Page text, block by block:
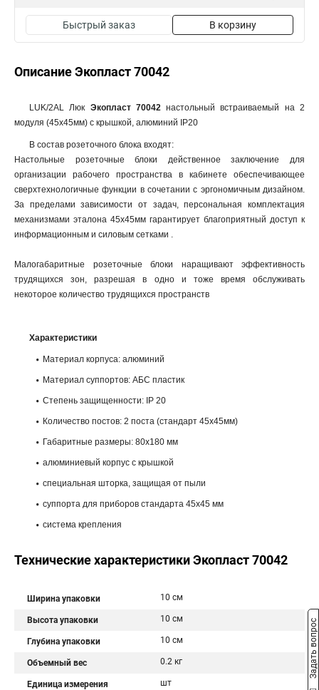
Быстрый заказ В корзину
Описание Экопласт 70042
LUK/2AL Люк Экопласт 70042настольный встраиваемый на 2
модуля (45х45мм) с крышкой, алюминий IP20
В состав розеточного блока входят:
Настольные розеточные блоки действенное заключение для
организации рабочего пространства в кабинете обеспечивающее
сверхтехнологичные функции в сочетании с эргономичным дизайном.
За пределами зависимости от задач, персональная комплектация
механизмами эталона 45х45мм гарантирует благоприятный доступ к
информационным и силовым сетками .
Малогабаритные розеточные блоки наращивают эффективность
трудящихся зон, разрешая в одно и тоже время обслуживать
некоторое количество трудящихся пространств
Характеристики
Материал корпуса: алюминий
Материал суппортов: АБС пластик
Степень защищенности: IP 20
Количество постов: 2 поста (стандарт 45х45мм)
Габаритные размеры: 80х180 мм
алюминиевый корпус с крышкой
специальная шторка, защищая от пыли
суппорта для приборов стандарта 45х45 мм
система крепления
Технические характеристики Экопласт 70042
Ширина упаковки 10 см
Высота упаковки 10 см
Глубина упаковки 10 см
Объемный вес 0.2 кг
Единица измерения шт
Задать вопрос